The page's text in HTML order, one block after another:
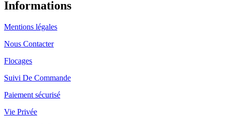
Informations
Mentions légales
Nous Contacter
Flocages
Suivi De Commande
Paiement sécurisé
Vie Privée